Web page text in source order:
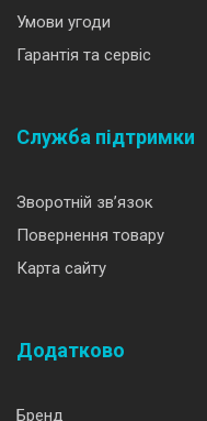
Умови угоди
Гарантія та сервіс
Служба підтримки
Зворотній зв’язок
Повернення товару
Карта сайту
Додатково
Бренд